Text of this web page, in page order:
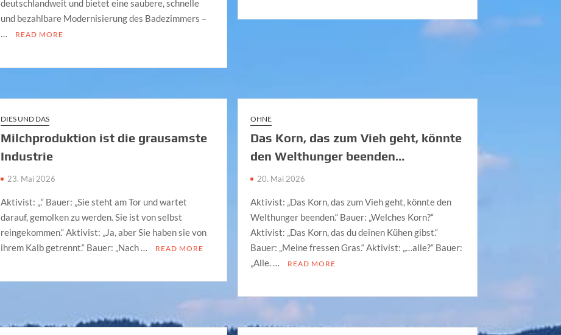
deutschlandweit und bietet eine saubere, schnelle
und bezahlbare Modernisierung des Badezimmers –
…
READ MORE
DIES UND DAS
Milchproduktion ist die grausamste
Industrie
23. Mai 2026
Aktivist: „.“ Bauer: „Sie steht am Tor und wartet
darauf, gemolken zu werden. Sie ist von selbst
reingekommen.“ Aktivist: „Ja, aber Sie haben sie von
ihrem Kalb getrennt.“ Bauer: „Nach …
READ MORE
OHNE
Das Korn, das zum Vieh geht, könnte
den Welthunger beenden…
20. Mai 2026
Aktivist: „Das Korn, das zum Vieh geht, könnte den
Welthunger beenden.“ Bauer: „Welches Korn?“
Aktivist: „Das Korn, das du deinen Kühen gibst.“
Bauer: „Meine fressen Gras.“ Aktivist: „…alle?“ Bauer:
„Alle. …
READ MORE